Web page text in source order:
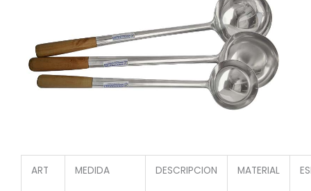
ART MEDIDA DESCRIPCION MATERIAL